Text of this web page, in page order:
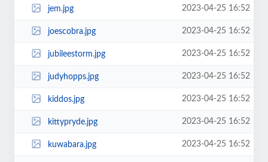
jem.jpg 2023-04-25 16:52
joescobra.jpg 2023-04-25 16:52
jubileestorm.jpg 2023-04-25 16:52
judyhopps.jpg 2023-04-25 16:52
kiddos.jpg 2023-04-25 16:52
kittypryde.jpg 2023-04-25 16:52
kuwabara.jpg 2023-04-25 16:52